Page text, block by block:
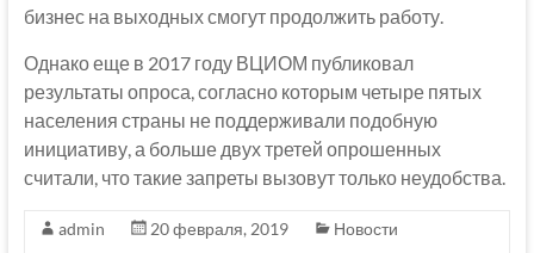
бизнес на выходных смогут продолжить работу.
Однако еще в 2017 году ВЦИОМ публиковал
результаты опроса, согласно которым четыре пятых
населения страны не поддерживали подобную
инициативу, а больше двух третей опрошенных
считали, что такие запреты вызовут только неудобства.
admin 20 февраля, 2019
Новости